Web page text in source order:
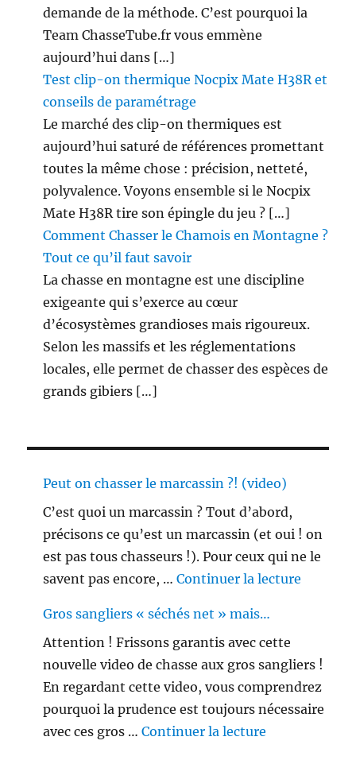
demande de la méthode. C’est pourquoi la
Team ChasseTube.fr vous emmène
aujourd’hui dans […]
Test clip-on thermique Nocpix Mate H38R et
conseils de paramétrage
Le marché des clip-on thermiques est
aujourd’hui saturé de références promettant
toutes la même chose : précision, netteté,
polyvalence. Voyons ensemble si le Nocpix
Mate H38R tire son épingle du jeu ? […]
Comment Chasser le Chamois en Montagne ?
Tout ce qu’il faut savoir
La chasse en montagne est une discipline
exigeante qui s’exerce au cœur
d’écosystèmes grandioses mais rigoureux.
Selon les massifs et les réglementations
locales, elle permet de chasser des espèces de
grands gibiers […]
Peut on chasser le marcassin ?! (video)
C’est quoi un marcassin ? Tout d’abord,
précisons ce qu’est un marcassin (et oui ! on
est pas tous chasseurs !). Pour ceux qui ne le
savent pas encore, …Continuer la lecture
Gros sangliers « séchés net » mais…
Attention ! Frissons garantis avec cette
nouvelle video de chasse aux gros sangliers !
En regardant cette video, vous comprendrez
pourquoi la prudence est toujours nécessaire
avec ces gros …Continuer la lecture